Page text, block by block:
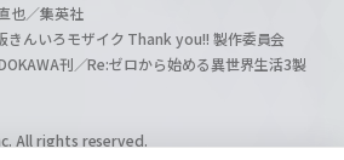
也／集英社
きんいろモザイク Thank you!! 製作委員会
刊／Re:ゼロから始める異世界生活3製
All rights reserved.